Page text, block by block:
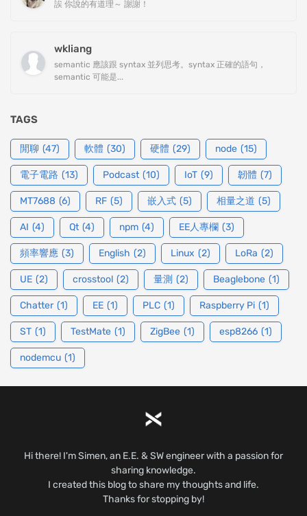
誒 你說的有道理～ 謝謝！
wkliang
semantic 應該跟 syntax 並列思考。syntax 正確的語句，
semantic 可能是...
TAGS
閒聊 (47) 軟體 (30) 硬體 (29) node (15)
電子電路 (13) Podcast (10) IoT (9) 韌體 (7)
MT7688 (6) RF (5) 嵌入式 (5) 相量之道 (5)
AI (4) Qt (4) npm (4) EE人專欄 (3)
頻率響應 (3) English (2) Linux (2) LoRa (2)
UE (2) crosstool (2) 量測 (2) Beaglebone (1)
Chatter (1) EE (1) PLC (1) Raspberry Pi (1)
ST (1) TestMate (1) ZigBee (1) esp8266 (1)
nodemcu (1)
Hi there! I'm Simen, an E.E. & SW engineer with a passion for
sharing knowledge.
I created this blog to share my thoughts and life.
Thanks for stopping by!